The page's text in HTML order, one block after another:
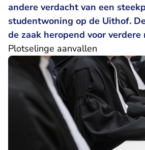
andere verdacht van een
studentwoning op de Uithof.
de zaak heropend voor
Plotselinge aanvallen